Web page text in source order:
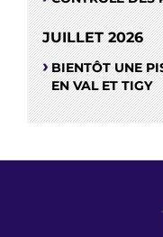
JUILLET 2026
BIENTÔT UNE
EN VAL ET TIGY